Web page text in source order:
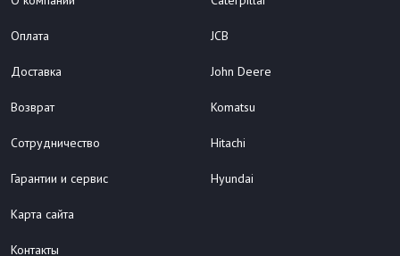
Оплата
Доставка
Возврат
Сотрудничество
Гарантии и сервис
Карта сайта
Контакты
JCB
John Deere
Komatsu
Hitachi
Hyundai